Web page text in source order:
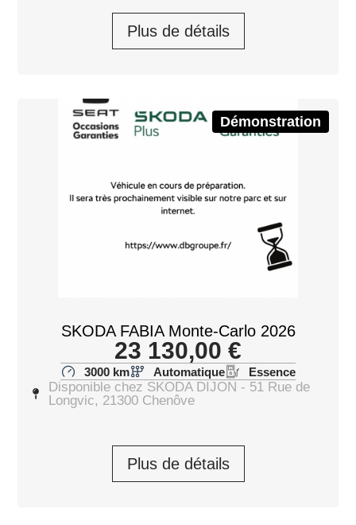
Plus de détails
Démonstration
SKODA FABIA Monte-Carlo 2026
23 130,00 €
3000 km Automatique Essence
Disponible chez SKODA DIJON - 51 Rue de
Longvic, 21300 Chenôve
Plus de détails